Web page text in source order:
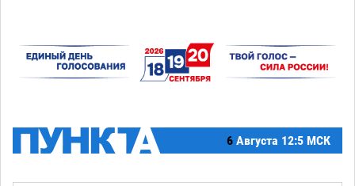
6 Августа 12:5 МСК